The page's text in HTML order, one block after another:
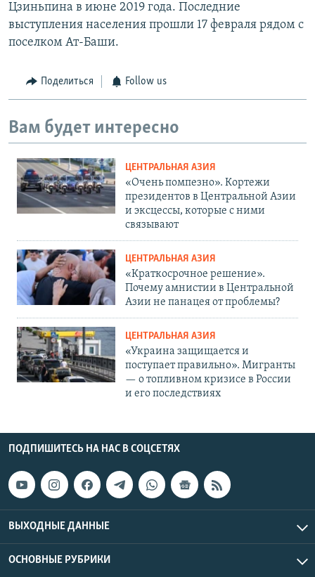
Цзиньпина в июне 2019 года. Последние
выступления населения прошли 17 февраля рядом с
поселком Ат-Баши.
Поделиться Follow us
Вам будет интересно
ЦЕНТРАЛЬНАЯ АЗИЯ
«Очень помпезно». Кортежи
президентов в Центральной Азии
и эксцессы, которые с ними
связывают
ЦЕНТРАЛЬНАЯ АЗИЯ
«Краткосрочное решение».
Почему амнистии в Центральной
Азии не панацея от проблемы?
ЦЕНТРАЛЬНАЯ АЗИЯ
«Украина защищается и
поступает правильно». Мигранты
— о топливном кризисе в России
и его последствиях
ПОДПИШИТЕСЬ НА НАС В СОЦСЕТЯХ
ВЫХОДНЫЕ ДАННЫЕ
ОСНОВНЫЕ РУБРИКИ